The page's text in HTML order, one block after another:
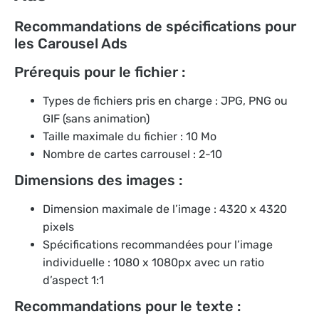
Recommandations de spécifications pour
les Carousel Ads
Prérequis pour le fichier :
Types de fichiers pris en charge : JPG, PNG ou
GIF (sans animation)
Taille maximale du fichier : 10 Mo
Nombre de cartes carrousel : 2-10
Dimensions des images :
Dimension maximale de l’image : 4320 x 4320
pixels
Spécifications recommandées pour l’image
individuelle : 1080 x 1080px avec un ratio
d’aspect 1:1
Recommandations pour le texte :